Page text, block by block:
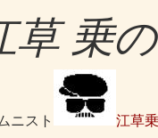
草 乗
ニスト 江草乗